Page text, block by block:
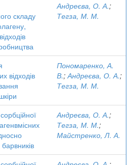
складу
Андреєва, О. А.;
Тегза, М. М.
відходів
Пономаренко, А.
В.;Андреєва, О. А.;
Тегза, М. М.
Андреєва, О. А.;
Тегза, М. М.;
Майстренко, Л. А.